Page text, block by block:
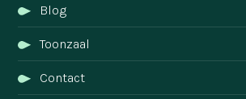
Blog
Toonzaal
Contact